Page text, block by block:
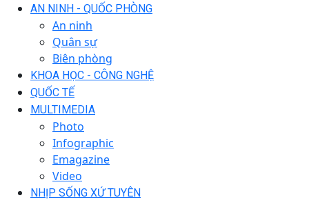
AN NINH - QUỐC PHÒNG
An ninh
Quân sự
Biên phòng
KHOA HỌC - CÔNG NGHỆ
QUỐC TẾ
MULTIMEDIA
Photo
Infographic
Emagazine
Video
NHỊP SỐNG XỨ TUYÊN